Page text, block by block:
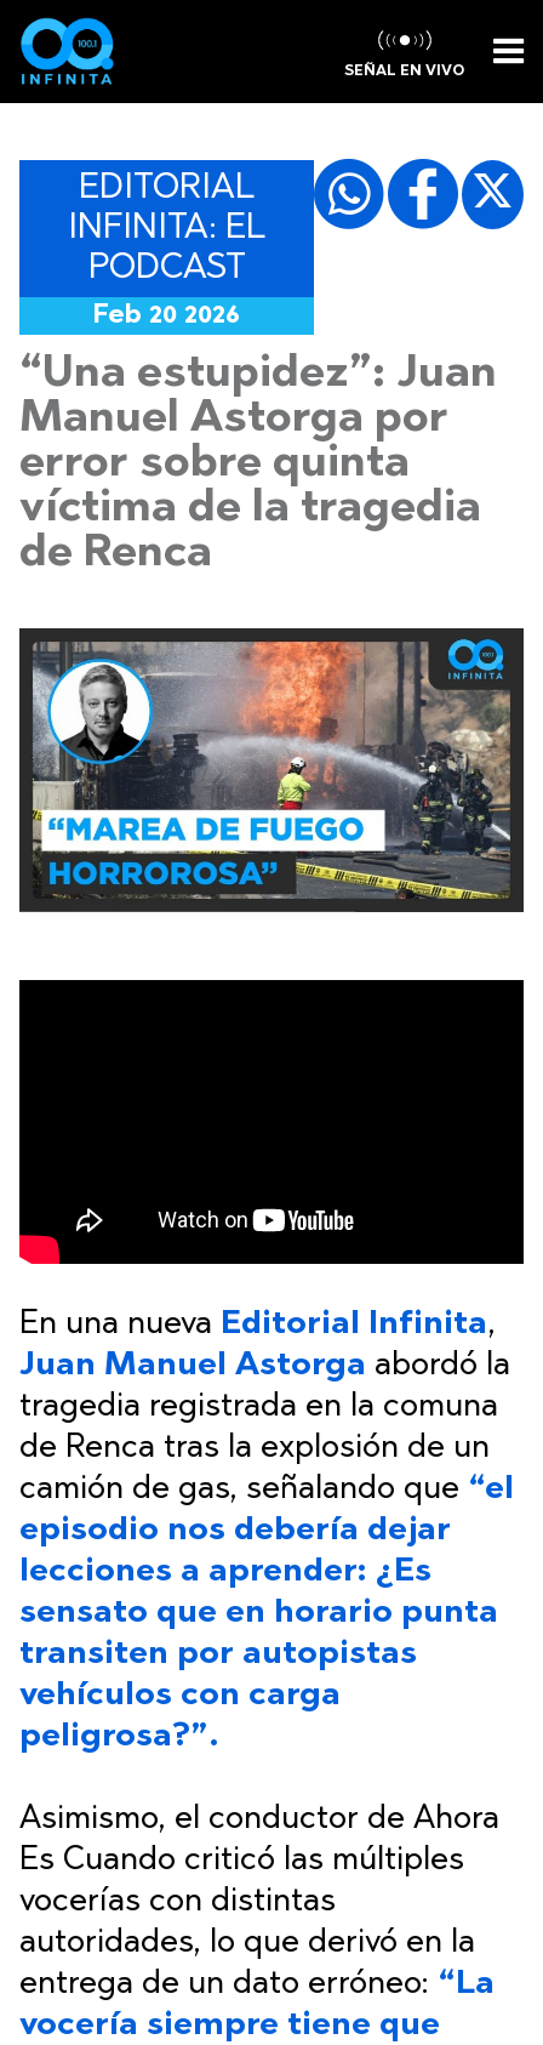
SEÑAL EN VIVO
EDITORIAL
INFINITA: EL
PODCAST
Feb 20 2026
“Una estupidez”: Juan
Manuel Astorga por
error sobre quinta
víctima de la tragedia
de Renca
En una nueva Editorial Infinita,
Juan Manuel Astorga abordó la
tragedia registrada en la comuna
de Renca tras la explosión de un
camión de gas, señalando que “el
episodio nos debería dejar
lecciones a aprender: ¿Es
sensato que en horario punta
transiten por autopistas
vehículos con carga
peligrosa?”.
Asimismo, el conductor de Ahora
Es Cuando criticó las múltiples
vocerías con distintas
autoridades, lo que derivó en la
entrega de un dato erróneo: “La
vocería siempre tiene que